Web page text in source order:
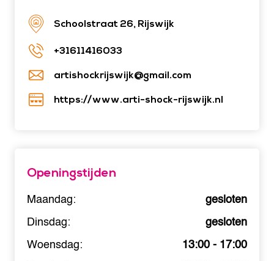
Schoolstraat 26, Rijswijk
+31611416033
artishockrijswijk@gmail.com
https://www.arti-shock-rijswijk.nl
Openingstijden
Maandag:
gesloten
Dinsdag:
gesloten
Woensdag:
13:00 - 17:00